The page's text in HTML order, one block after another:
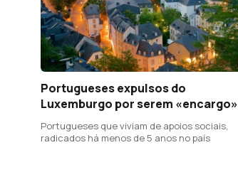
Portugueses expulsos do
Luxemburgo por serem «encargo»
Portugueses que viviam de apoios sociais,
radicados há menos de 5 anos no país